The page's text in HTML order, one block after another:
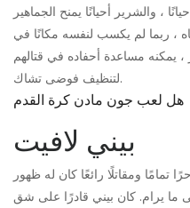
، والشرير أحيانًا يمنح الجماهير
، ربما لم يكسب لنفسه مكانًا في
، يمكنه مساعدة أحفاده في قتالهم
لتنظيف فوضى تشاك.
هل لعب جون مادن كرة القدم
بيني لافيت
ومقاتلًا رائعًا كان له ظهور
ما يرام. كان بيني قادرًا على شق